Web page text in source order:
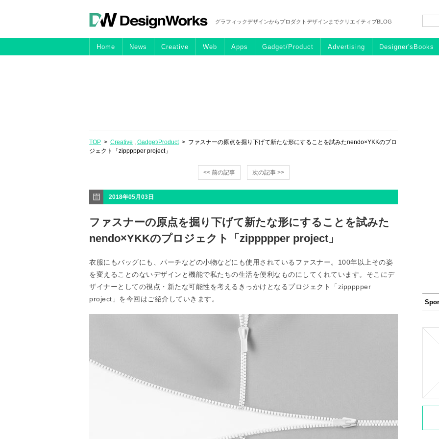
グラフィックデザインからプロダクトデザインまでクリエイティブBLOG
Home News Creative Web Apps Gadget/Product Advertising Designer'sBooks
TOP > Creative , Gadget/Product> ファスナーの原点を掘り下げて新たな形にすることを試みたnendo×YKKのプロ
ジェクト「zippppper project」
<< 前の記事 次の記事 >>
2018年05月03日
ファスナーの原点を掘り下げて新たな形にすることを試みた
nendo×YKKのプロジェクト「zippppper project」
衣服にもバッグにも、パーチなどの小物などにも使用されているファスナー。100年以上その姿
を変えることのないデザインと機能で私たちの生活を便利なものにしてくれています。そこにデ
ザイナーとしての視点・新たな可能性を考えるきっかけとなるプロジェクト「zippppper
project」を今回はご紹介していきます。